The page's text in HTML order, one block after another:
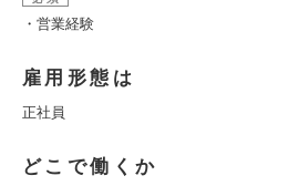
・営業経験
雇用形態は
正社員
どこで働くか